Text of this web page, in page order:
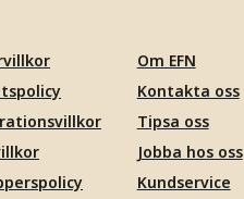
Om EFN
Kontakta oss
Tipsa oss
Jobba hos oss
Kundservice